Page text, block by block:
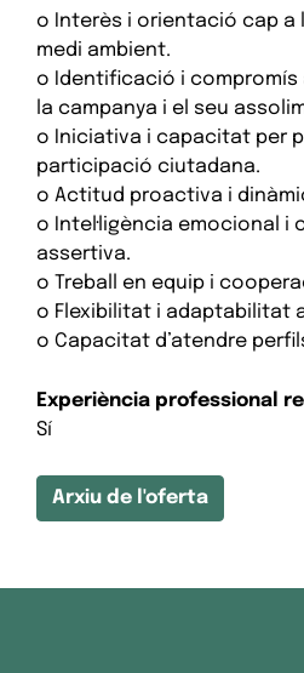
o Interès i orientació cap a
medi ambient.
o Identificació i compromís
la campanya i el seu
o Iniciativa i capacitat per
participació ciutadana.
o Actitud proactiva i
o Intel·ligència emocional i
assertiva.
o Treball en equip i
o Flexibilitat i adaptabilitat
o Capacitat d’atendre
Experiència professional
Sí
Arxiu de l'oferta